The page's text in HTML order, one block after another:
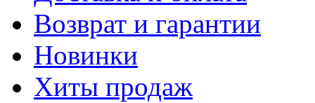
Возврат и гарантии
Новинки
Хиты продаж